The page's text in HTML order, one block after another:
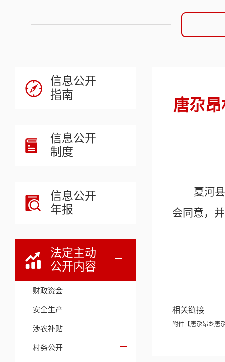
信息公开
指南
信息公开
制度
信息公开
年报
法定主动
公开内容
财政资金
安全生产
涉农补贴
村务公开
唐尕
夏河
会同意，
相关链接
附件【唐尕昂乡唐